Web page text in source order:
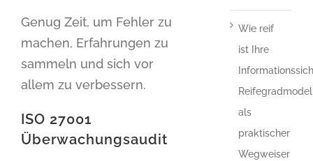
Genug Zeit, um Fehler zu
machen, Erfahrungen zu
sammeln und sich vor
allem zu verbessern.
ISO 27001
Überwachungsaudit
Wie reif
ist Ihre
als
praktischer
Wegweiser